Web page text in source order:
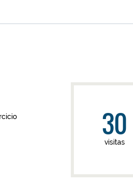
30
visitas